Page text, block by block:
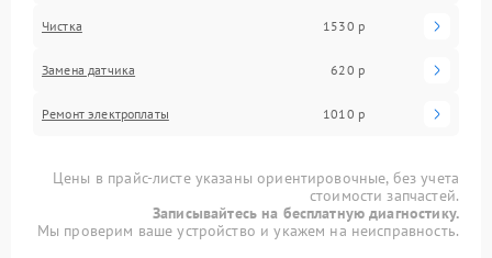
Чистка 1530 р
Замена датчика 620 р
Ремонт электроплаты 1010 р
Цены в прайс-листе указаны ориентировочные, без учета
стоимости запчастей.
Записывайтесь на бесплатную диагностику.
Мы проверим ваше устройство и укажем на неисправность.